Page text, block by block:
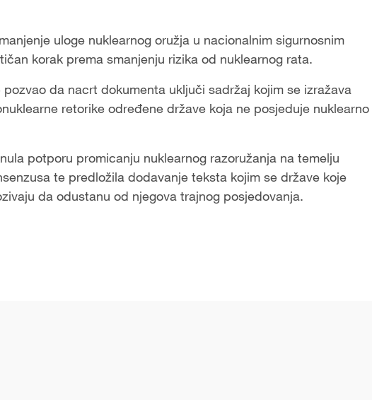
uloge nuklearnog oružja u nacionalnim sigurnosnim
korak prema smanjenju rizika od nuklearnog rata.
da nacrt dokumenta uključi sadržaj kojim se izražava
retorike određene države koja ne posjeduje nuklearno
potporu promicanju nuklearnog razoružanja na temelju
te predložila dodavanje teksta kojim se države koje
da odustanu od njegova trajnog posjedovanja.